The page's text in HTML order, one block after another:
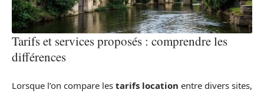
Tarifs et services proposés : comprendre les
différences
Lorsque l’on compare les tarifs location entre divers sites,